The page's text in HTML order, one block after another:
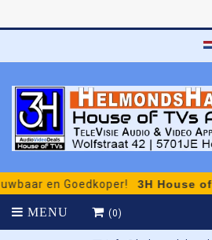
en Goedkoper!3H House of TVs
MENU (0)